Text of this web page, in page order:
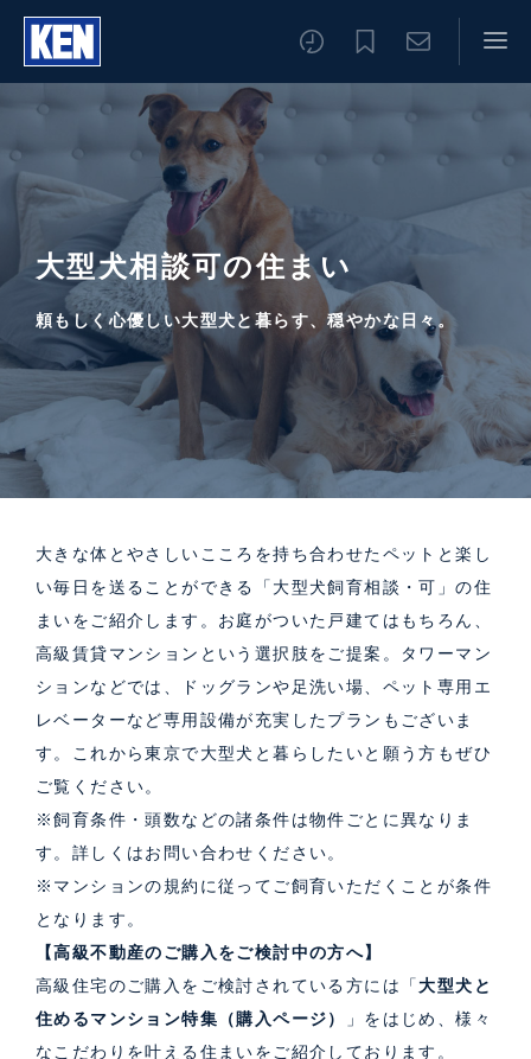
大型犬相談可の住まい
頼もしく心優しい大型犬と暮らす、穏やかな日々。
大きな体とやさしいこころを持ち合わせたペットと楽し
い毎日を送ることができる「大型犬飼育相談・可」の住
まいをご紹介します。お庭がついた戸建てはもちろん、
高級賃貸マンションという選択肢をご提案。タワーマン
ションなどでは、ドッグランや足洗い場、ペット専用エ
レベーターなど専用設備が充実したプランもございま
す。これから東京で大型犬と暮らしたいと願う方もぜひ
ご覧ください。
※飼育条件・頭数などの諸条件は物件ごとに異なりま
す。詳しくはお問い合わせください。
※マンションの規約に従ってご飼育いただくことが条件
となります。
【高級不動産のご購入をご検討中の方へ】
高級住宅のご購入をご検討されている方には「大型犬と
住めるマンション特集（購入ページ）
」をはじめ、様々
なこだわりを叶える住まいをご紹介しております。